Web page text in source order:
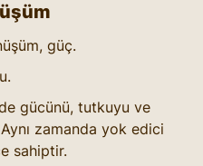
güç.
gücünü, tutkuyu ve
Aynı zamanda yok edici
sahiptir.